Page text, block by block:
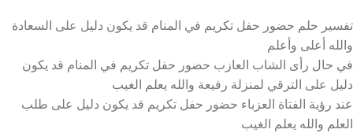
تفسير حلم حضور حفل تكريم في المنام قد يكون دليل على السعادة
والله أعلى وأعلم
في حال رأى الشاب العازب حضور حفل تكريم في المنام قد يكون
دليل على الترقي لمنزلة رفيعة والله يعلم الغيب
عند رؤية الفتاة العزباء حضور حفل تكريم قد يكون دليل على طلب
العلم والله يعلم الغيب